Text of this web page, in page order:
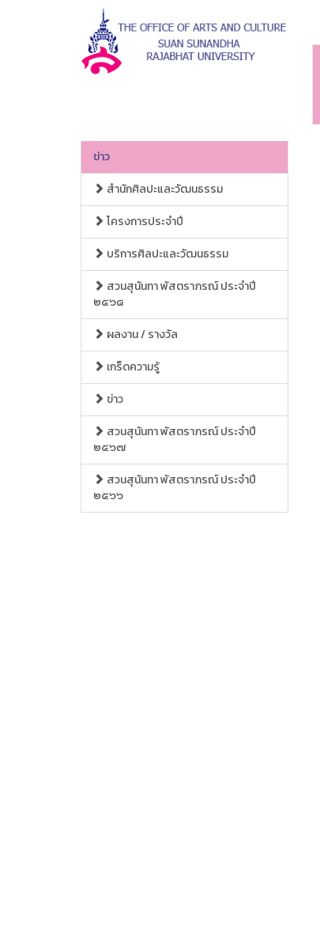
ข่าว
สำนักศิลปะและวัฒนธรรม
โครงการประจำปี
บริการศิลปะและวัฒนธรรม
สวนสุนันทา พัสตราภรณ์ ประจำปี
๒๕๖๘
ผลงาน / รางวัล
เกร็ดความรู้
ข่าว
สวนสุนันทา พัสตราภรณ์ ประจำปี
๒๕๖๗
สวนสุนันทา พัสตราภรณ์ ประจำปี
๒๕๖๖